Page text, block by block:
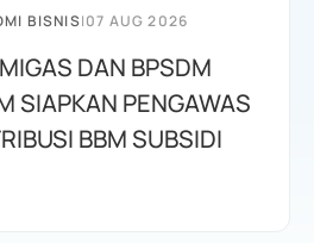
BISNIS|07 AUG 2026
DAN BPSDM
SIAPKAN PENGAWAS
BBM SUBSIDI